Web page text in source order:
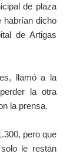
de plaza
habrían dicho
de Artigas
llamó a la
la otra
la prensa.
pero que
le restan